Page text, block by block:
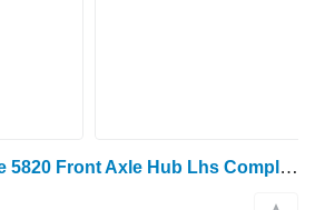
Náprava John Deere 5820 Front Axle Hub Lhs Complete 1437-080124-114502-1 na kolesového traktora John Deere 5820